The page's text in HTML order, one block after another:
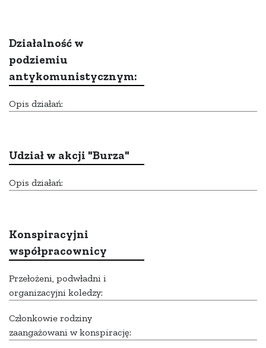
Działalność w
podziemiu
antykomunistycznym:
Opis działań:
Udział w akcji "Burza"
Opis działań:
Konspiracyjni
współpracownicy
Przełożeni, podwładni i
organizacyjni koledzy:
Członkowie rodziny
zaangażowani w konspirację: